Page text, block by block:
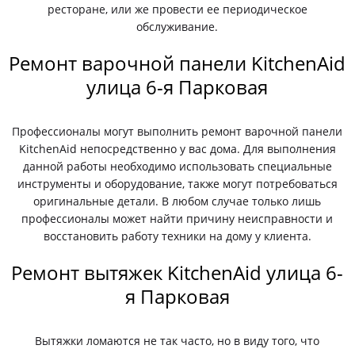
ресторане, или же провести ее периодическое
обслуживание.
Ремонт варочной панели KitchenAid
улица 6-я Парковая
Профессионалы могут выполнить ремонт варочной панели
KitchenAid непосредственно у вас дома. Для выполнения
данной работы необходимо использовать специальные
инструменты и оборудование, также могут потребоваться
оригинальные детали. В любом случае только лишь
профессионалы может найти причину неисправности и
восстановить работу техники на дому у клиента.
Ремонт вытяжек KitchenAid улица 6-
я Парковая
Вытяжки ломаются не так часто, но в виду того, что